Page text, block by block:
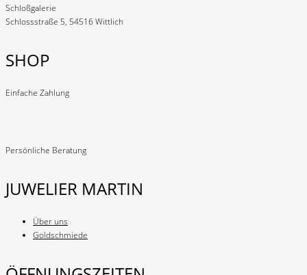
Schloßgalerie
Schlossstraße 5, 54516 Wittlich
SHOP
Einfache Zahlung
Persönliche Beratung
JUWELIER MARTIN
Über uns
Goldschmiede